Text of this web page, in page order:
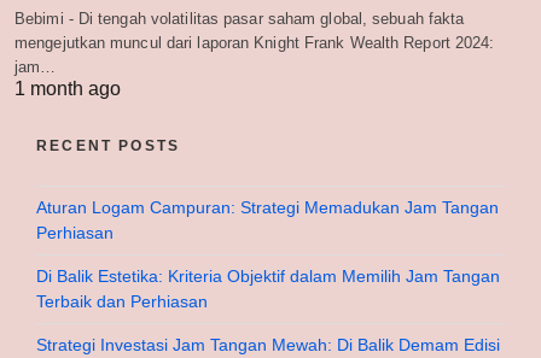
Bebimi - Di tengah volatilitas pasar saham global, sebuah fakta
mengejutkan muncul dari laporan Knight Frank Wealth Report 2024:
jam…
1 month ago
RECENT POSTS
Aturan Logam Campuran: Strategi Memadukan Jam Tangan
Perhiasan
Di Balik Estetika: Kriteria Objektif dalam Memilih Jam Tangan
Terbaik dan Perhiasan
Strategi Investasi Jam Tangan Mewah: Di Balik Demam Edisi